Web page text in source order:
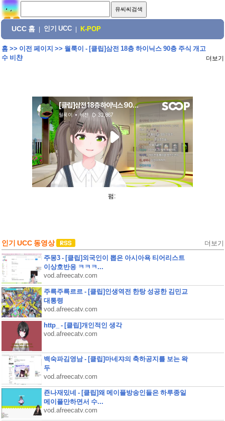
UCC 홈 인기 UCC K-POP
홈>> 이전 페이지 >> 월룩이 - [클립]삼전 18층 하이닉스 90층 주식 개고
수 비챤
더보기
펌:
인기 UCC 동영상 더보기
주몽3 - [클립]외국인이 뽑은 아시아욕 티어리스트
이상호반응 ㅋㅋㅋ...
vod.afreecatv.com
주륵주륵르르 - [클립]인생역전 한탕 성공한 김민교
대통령
vod.afreecatv.com
http_ - [클립]개인적인 생각
vod.afreecatv.com
백숙파김영남 - [클립]마네쟈의 축하공지를 보는 왁
두
vod.afreecatv.com
죤나재밌네 - [클립]왜 메이플방송인들은 하루종일
메이플만하면서 수...
vod.afreecatv.com